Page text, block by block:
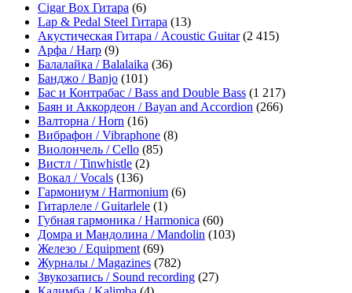
Cigar Box Гитара (6)
Lap & Pedal Steel Гитара (13)
Акустическая Гитара / Acoustic Guitar(2 415)
Арфа / Harp (9)
Балалайка / Balalaika (36)
Банджо / Banjo (101)
Бас и Контрабас / Bass and Double Bass (1 217)
Баян и Аккордеон / Bayan and Accordion (266)
Валторна / Horn (16)
Вибрафон / Vibraphone (8)
Виолончель / Cello (85)
Вистл / Tinwhistle (2)
Вокал / Vocals (136)
Гармониум / Harmonium (6)
Гитарлеле / Guitarlele (1)
Губная гармоника / Harmonica (60)
Домра и Мандолина / Mandolin (103)
Железо / Equipment (69)
Журналы / Magazines (782)
Звукозапись / Sound recording (27)